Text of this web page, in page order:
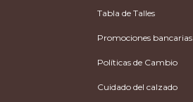
Tabla de Talles
Promociones bancarias
Políticas de Cambio
Cuidado del calzado